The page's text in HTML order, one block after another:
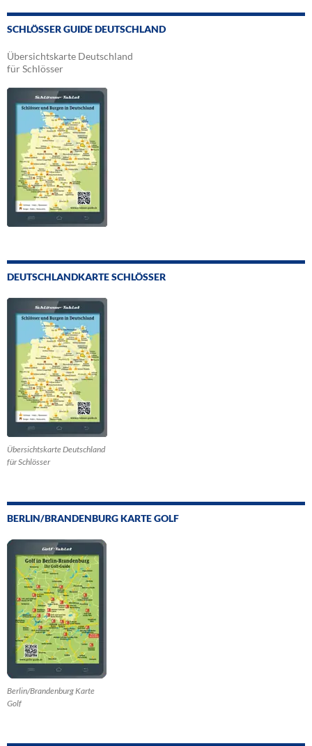
SCHLÖSSER GUIDE DEUTSCHLAND
Übersichtskarte Deutschland
für Schlösser
DEUTSCHLANDKARTE SCHLÖSSER
Übersichtskarte Deutschland
für Schlösser
BERLIN/BRANDENBURG KARTE GOLF
Berlin/Brandenburg Karte
Golf